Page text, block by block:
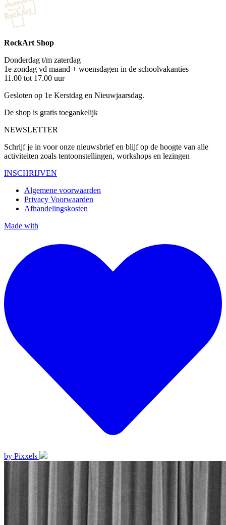
RockArt Shop
Donderdag t/m zaterdag
1e zondag vd maand + woensdagen in de schoolvakanties
11.00 tot 17.00 uur
Gesloten op 1e Kerstdag en Nieuwjaarsdag.
De shop is gratis toegankelijk
NEWSLETTER
Schrijf je in voor onze nieuwsbrief en blijf op de hoogte van alle
activiteiten zoals tentoonstellingen, workshops en lezingen
INSCHRIJVEN
Algemene voorwaarden
Privacy Voorwaarden
Afhandelingskosten
Made with
by Pixxels